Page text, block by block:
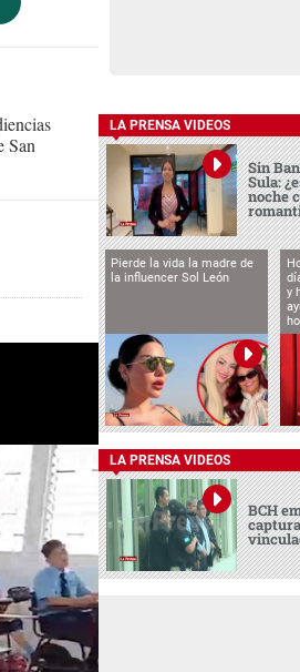
San
LA PRENSA VIDEOS
Sin
Sula:
noche
Pierde la vida la madre de
la influencer Sol León
y
LA PRENSA VIDEOS
BCH